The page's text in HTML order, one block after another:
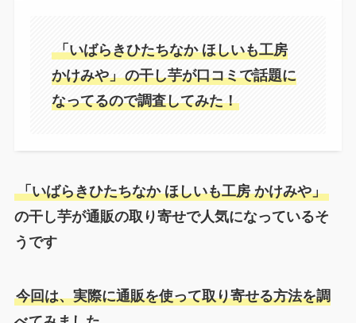
「いばらきひたちなか ほしいも工房
かけみや」の干し芋が口コミで話題に
なってるので調査してみた！
「いばらきひたちなか ほしいも工房 かけみや」
の干し芋が通販の取り寄せで人気になっているそ
うです
今回は、実際に通販を使って取り寄せる方法を調